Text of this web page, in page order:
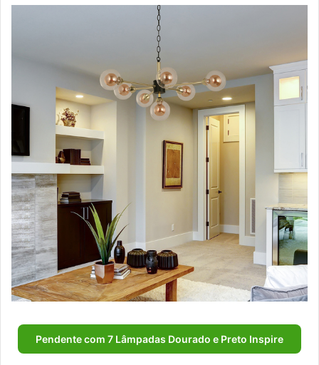
Pendente com 7 Lâmpadas Dourado e Preto Inspire